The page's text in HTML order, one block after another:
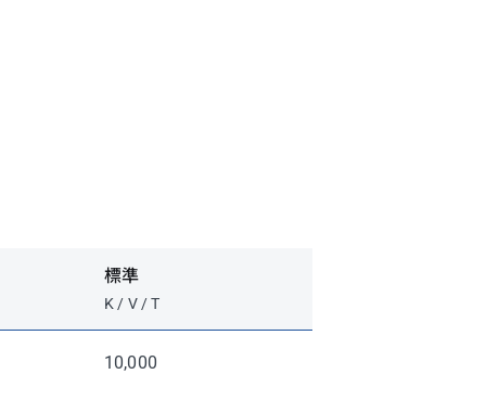
標準
K / V / T
10,000